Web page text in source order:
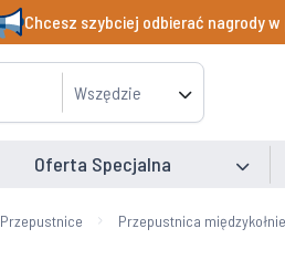
Chcesz szybciej odbierać nagrody w
Wszędzie
Oferta Specjalna
Przepustnice Przepustnica